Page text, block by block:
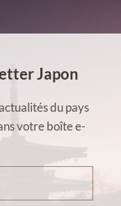
Japon
du pays
votre boîte e-